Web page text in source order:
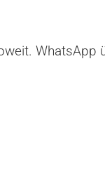
WhatsApp